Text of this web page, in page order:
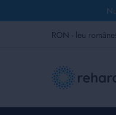
la
RON - leu